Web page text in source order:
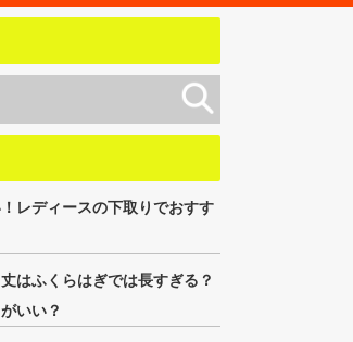
レディースの下取りでおすす
はふくらはぎでは長すぎる？
いい？